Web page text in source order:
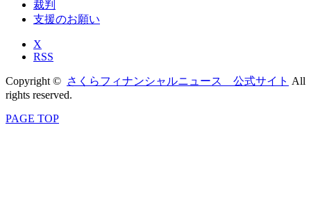
裁判
支援のお願い
X
RSS
Copyright © さくらフィナンシャルニュース 公式サイト All
rights reserved.
PAGE TOP